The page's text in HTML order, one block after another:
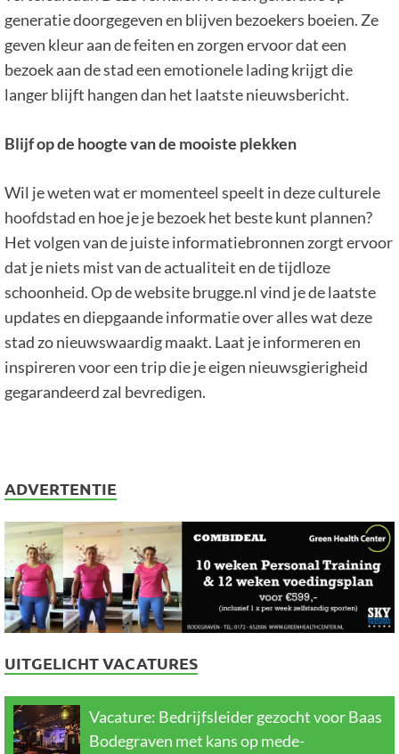
generatie doorgegeven en blijven bezoekers boeien. Ze
geven kleur aan de feiten en zorgen ervoor dat een
bezoek aan de stad een emotionele lading krijgt die
langer blijft hangen dan het laatste nieuwsbericht.
Blijf op de hoogte van de mooiste plekken
Wil je weten wat er momenteel speelt in deze culturele
hoofdstad en hoe je je bezoek het beste kunt plannen?
Het volgen van de juiste informatiebronnen zorgt ervoor
dat je niets mist van de actualiteit en de tijdloze
schoonheid. Op de website brugge.nl vind je de laatste
updates en diepgaande informatie over alles wat deze
stad zo nieuwswaardig maakt. Laat je informeren en
inspireren voor een trip die je eigen nieuwsgierigheid
gegarandeerd zal bevredigen.
ADVERTENTIE
UITGELICHT VACATURES
Vacature: Bedrijfsleider gezocht voor Baas
Bodegraven met kans op mede-